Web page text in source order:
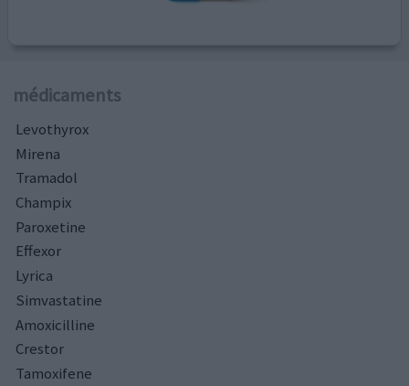
médicaments
Levothyrox
Mirena
Tramadol
Champix
Paroxetine
Effexor
Lyrica
Simvastatine
Amoxicilline
Crestor
Tamoxifene